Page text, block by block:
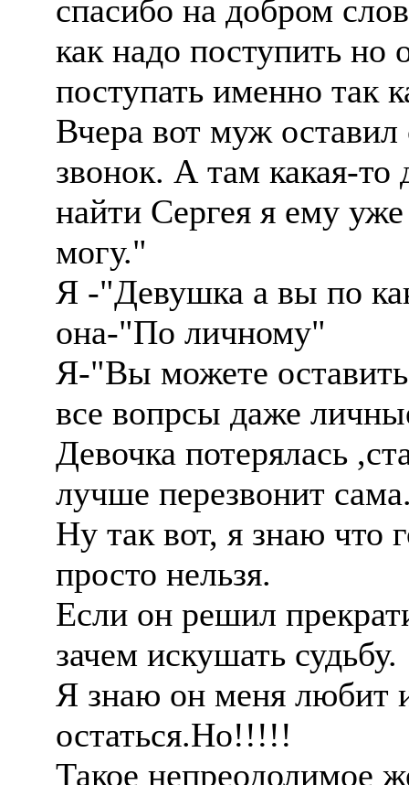
спасибо на добром
как надо поступить но
поступать именно так
Вчера вот муж оставил
звонок. А там какая-
найти Сергея я ему
могу."
Я -"Девушка а вы по
она-"По личному"
Я-"Вы можете
все вопрсы даже
Девочка потерялась
лучше перезвонит
Ну так вот, я знаю что
просто нельзя.
Если он решил
зачем искушать судьбу.
Я знаю он меня любит
остаться.Но!!!!!
Такое непреодолимое